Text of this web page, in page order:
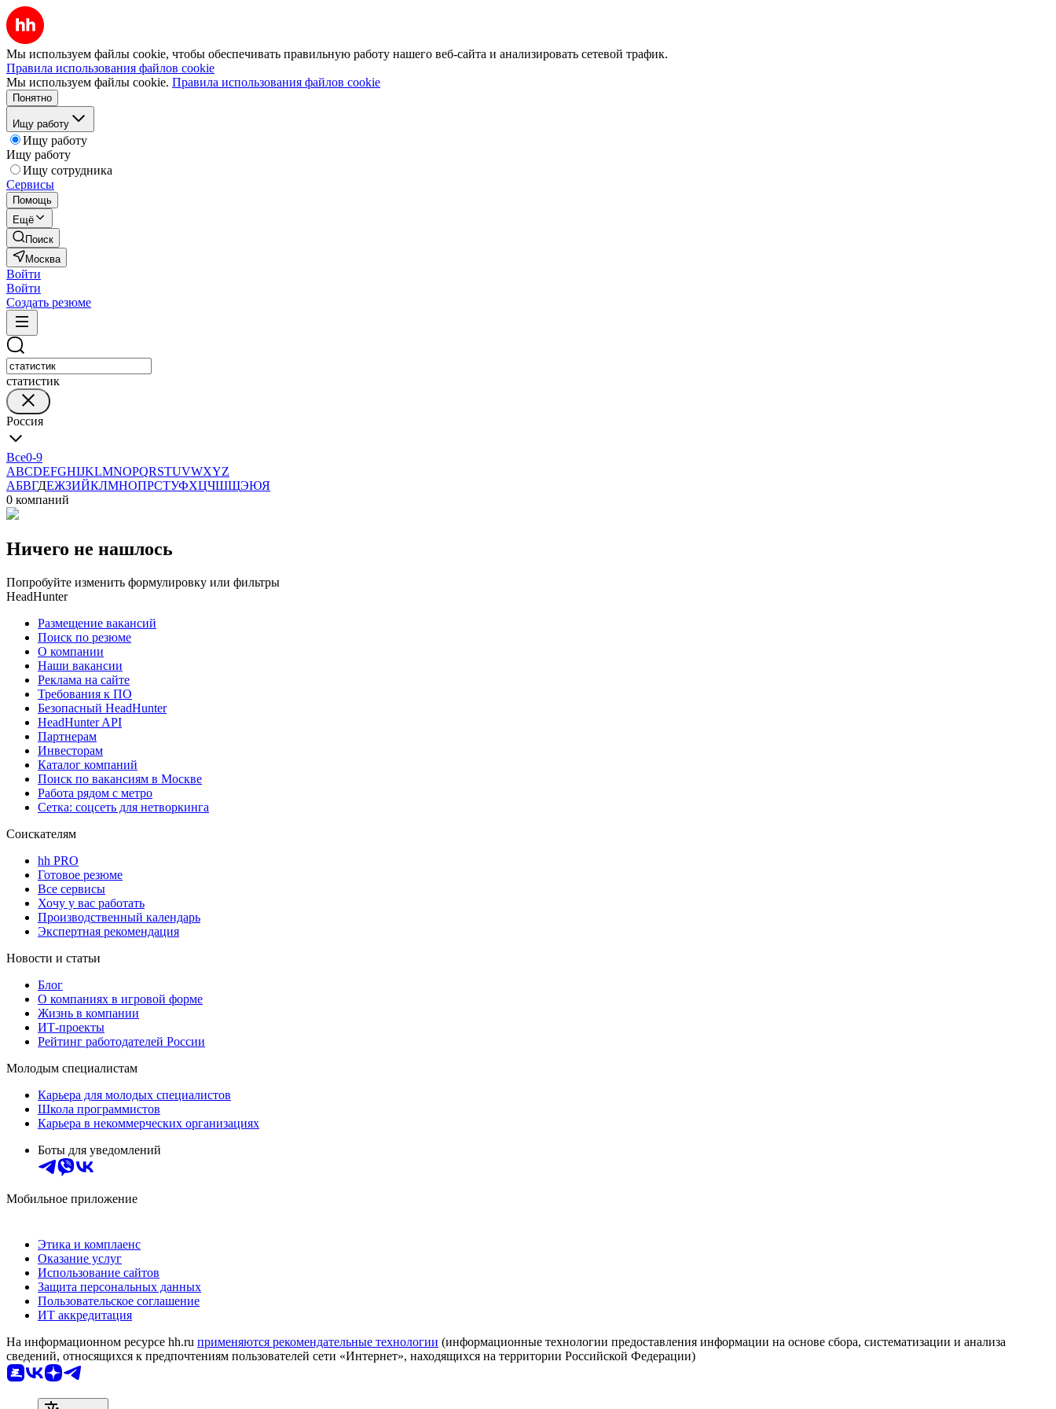
Мы используем файлы cookie, чтобы обеспечивать правильную работу нашего веб-сайта и анализировать сетевой трафик.
Правила использования файлов cookie
Мы используем файлы cookie. Правила использования файлов cookie
Понятно
Ищу работу
Ищу работу
Ищу работу
Ищу сотрудника
Сервисы
Помощь
Ещё
Поиск
Москва
Войти
Войти
Создать резюме
статистик
Россия
Все0-9
ABCDEFGHIJKLMNOPQRSTUVWXYZ
АБВГДЕЖЗИЙКЛМНОПРСТУФХЦЧШЩЭЮЯ
0 компаний
Ничего не нашлось
Попробуйте изменить формулировку или фильтры
HeadHunter
Размещение вакансий
Поиск по резюме
О компании
Наши вакансии
Реклама на сайте
Требования к ПО
Безопасный HeadHunter
HeadHunter API
Партнерам
Инвесторам
Каталог компаний
Поиск по вакансиям в Москве
Работа рядом с метро
Сетка: соцсеть для нетворкинга
Соискателям
hh PRO
Готовое резюме
Все сервисы
Хочу у вас работать
Производственный календарь
Экспертная рекомендация
Новости и статьи
Блог
О компаниях в игровой форме
Жизнь в компании
ИТ-проекты
Рейтинг работодателей России
Молодым специалистам
Карьера для молодых специалистов
Школа программистов
Карьера в некоммерческих организациях
Боты для уведомлений
Мобильное приложение
Этика и комплаенс
Оказание услуг
Использование сайтов
Защита персональных данных
Пользовательское соглашение
ИТ аккредитация
На информационном ресурсе hh.ru применяются рекомендательные технологии (информационные технологии предоставления информации на основе сбора, систематизации и анализа
сведений, относящихся к предпочтениям пользователей сети «Интернет», находящихся на территории Российской Федерации)